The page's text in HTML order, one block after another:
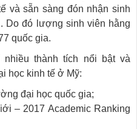
và sẵn sàng đón nhận sinh
Do đó lượng sinh viên hằng
quốc gia.
thành tích nổi bật và
học kinh tế ở Mỹ:
đại học quốc gia;
– 2017 Academic Ranking